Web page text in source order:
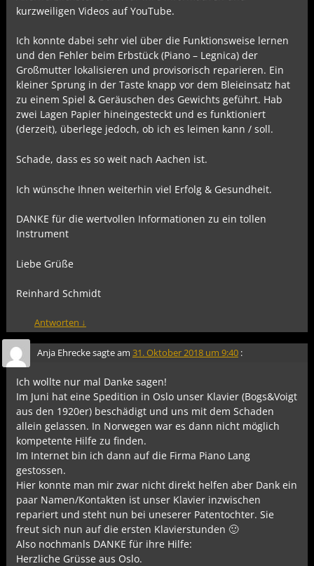
kurzweiligen Videos auf YouTube.
Ich konnte dabei sehr viel über die Funktionsweise lernen
und den Fehler beim Erbstück (Piano – Legnica) der
Großmutter lokalisieren und provisorisch reparieren. Ein
kleiner Sprung in der Taste knapp vor dem Bleieinsatz hat
zu einem Spiel & Geräuschen des Gewichts geführt. Hab
zwei Lagen Papier hineingesteckt und es funktioniert
(derzeit), überlege jedoch, ob ich es leimen kann / soll.
Schade, dass es so weit nach Aachen ist.
Ich wünsche Ihnen weiterhin viel Erfolg & Gesundheit.
DANKE für die wertvollen Informationen zu ein tollen
Instrument
Liebe Grüße
Reinhard Schmidt
Antworten ↓
Anja Ehreckesagte am 31. Oktober 2018 um 9:40 :
Ich wollte nur mal Danke sagen!
Im Juni hat eine Spedition in Oslo unser Klavier (Bogs&Voigt
aus den 1920er) beschädigt und uns mit dem Schaden
allein gelassen. In Norwegen war es dann nicht möglich
kompetente Hilfe zu finden.
Im Internet bin ich dann auf die Firma Piano Lang
gestossen.
Hier konnte man mir zwar nicht direkt helfen aber Dank ein
paar Namen/Kontakten ist unser Klavier inzwischen
repariert und steht nun bei uneserer Patentochter. Sie
freut sich nun auf die ersten Klavierstunden 🙂
Also nochmanls DANKE für ihre Hilfe:
Herzliche Grüsse aus Oslo.